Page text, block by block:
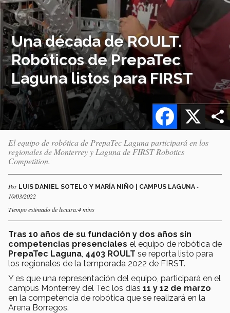
Una década de ROULT.
Robóticos de PrepaTec
Laguna listos para FIRST
X
Facebook
El equipo de robótica de PrepaTec Laguna participará en los
regionales de Monterrey y Laguna de FIRST Robotics
Competition.
Por LUIS DANIEL SOTELO Y MARÍA NIÑO | CAMPUS LAGUNA -
10/03/2022
Tiempo estimado de lectura:4 mins
Tras 10 años de su fundación y dos años sin
competencias presenciales el equipo de robótica de
PrepaTec Laguna 4403 ROULT se reporta listo para
los regionales de la temporada 2022 de FIRST.
Y es que una representación del equipo, participará en el
campus Monterrey del Tec los días 11 y 12 de marzo
en la competencia de robótica que se realizará en la
Arena Borregos.